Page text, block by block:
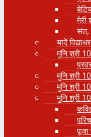
मेरी
संत,
यादें
मुनि श्री
मुनि श्री
मुनि श्री
मुनि श्री
पूजा